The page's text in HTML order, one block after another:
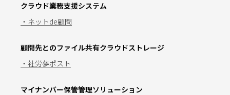
クラウド業務支援システム
・ネットde顧問
顧問先とのファイル共有クラウドストレージ
・社労夢ポスト
マイナンバー保管管理ソリューション